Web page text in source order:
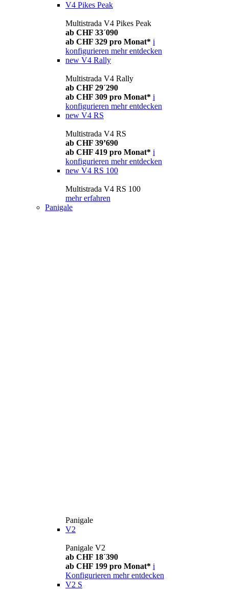
V4 Pikes Peak
Multistrada V4 Pikes Peak
ab CHF 33´090
ab CHF 329 pro Monat* i
konfigurieren mehr entdecken
new V4 Rally
Multistrada V4 Rally
ab CHF 29´290
ab CHF 309 pro Monat* i
konfigurieren mehr entdecken
new V4 RS
Multistrada V4 RS
ab CHF 39’690
ab CHF 419 pro Monat* i
konfigurieren mehr entdecken
new V4 RS 100
Multistrada V4 RS 100
mehr erfahren
Panigale
Panigale
V2
Panigale V2
ab CHF 18´390
ab CHF 199 pro Monat* i
Konfigurieren mehr entdecken
V2 S